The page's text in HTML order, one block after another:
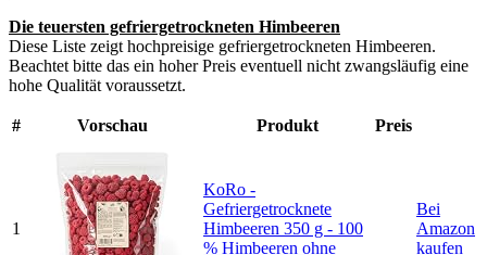
Die teuersten gefriergetrockneten Himbeeren
Diese Liste zeigt hochpreisige gefriergetrockneten Himbeeren.
Beachtet bitte das ein hoher Preis eventuell nicht zwangsläufig eine
hohe Qualität voraussetzt.
# Vorschau Produkt Preis
1
KoRo -
Gefriergetrocknete
Himbeeren 350 g - 100
% Himbeeren ohne
Bei
Amazon
kaufen